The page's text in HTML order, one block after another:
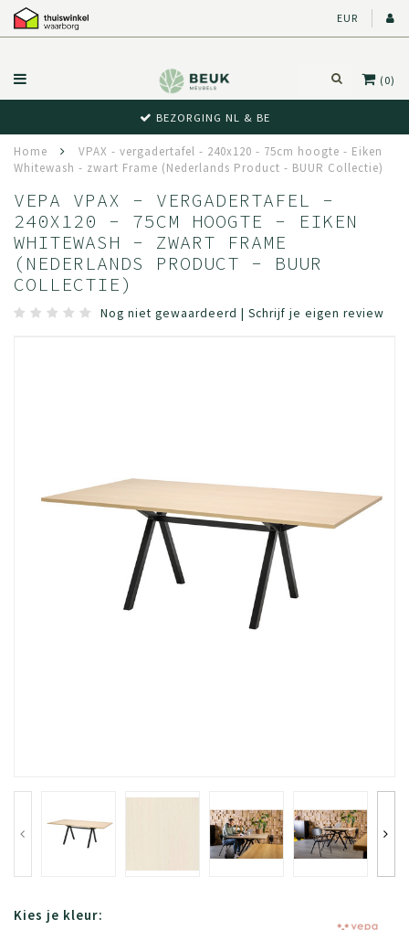
EUR
(0)
BEZORGING NL & BE
Home
VPAX - vergadertafel - 240x120 - 75cm hoogte - Eiken
Whitewash - zwart Frame (Nederlands Product - BUUR Collectie)
VEPA VPAX - VERGADERTAFEL -
240X120 - 75CM HOOGTE - EIKEN
WHITEWASH - ZWART FRAME
(NEDERLANDS PRODUCT - BUUR
COLLECTIE)
Nog niet gewaardeerd | Schrijf je eigen review
Kies je kleur: